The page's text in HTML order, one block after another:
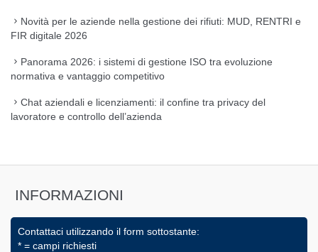
Novità per le aziende nella gestione dei rifiuti: MUD, RENTRI e
FIR digitale 2026
Panorama 2026: i sistemi di gestione ISO tra evoluzione
normativa e vantaggio competitivo
Chat aziendali e licenziamenti: il confine tra privacy del
lavoratore e controllo dell’azienda
INFORMAZIONI
Contattaci utilizzando il form sottostante:
* = campi richiesti